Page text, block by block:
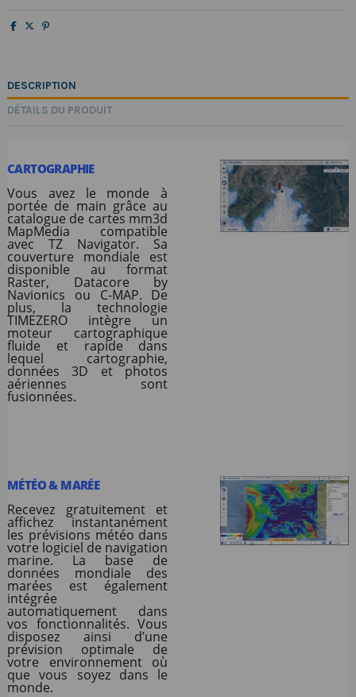
DESCRIPTION
DÉTAILS DU PRODUIT
CARTOGRAPHIE
Vous avez le monde à
portée de main grâce au
catalogue de cartes mm3d
MapMedia compatible
avec TZ Navigator. Sa
couverture mondiale est
disponible au format
Raster, Datacore by
Navionics ou C-MAP. De
plus, la technologie
TIMEZERO intègre un
moteur cartographique
fluide et rapide dans
lequel cartographie,
données 3D et photos
aériennes sont
fusionnées.
MÉTÉO & MARÉE
Recevez gratuitement et
affichez instantanément
les prévisions météo dans
votre logiciel de navigation
marine. La base de
données mondiale des
marées est également
intégrée
automatiquement dans
vos fonctionnalités. Vous
disposez ainsi d’une
prévision optimale de
votre environnement où
que vous soyez dans le
monde.